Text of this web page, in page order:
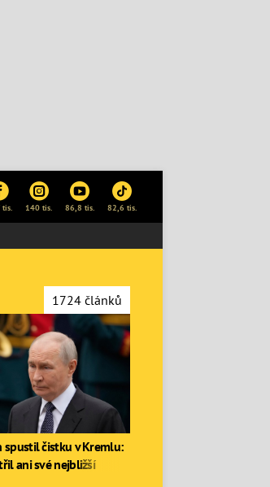
tis. 140 tis. 86,8 tis. 82,6 tis.
1724 článků
spustil čistku v Kremlu:
ani své nejbližší